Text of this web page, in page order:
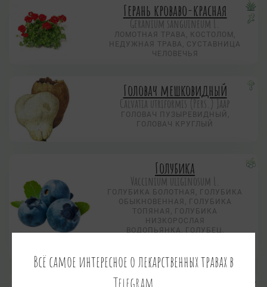
Герань кроваво-красная
Geranium sanguineum L.
ЛОМОТНАЯ ТРАВА, КОСТОЛОМ,
НЕДУЖНАЯ ТРАВА, СУСТАВНИЦА
ЧЕЛОВЕЧЬЯ
Головач мешковидный
Calvatia utriformis (Pers.) Jaap
ГОЛОВАЧ ПУЗЫРЕВИДНЫЙ,
ГОЛОВАЧ КРУГЛЫЙ
Голубика
Vaccinium uliginosum L.
ГОЛУБИКА БОЛОТНАЯ, ГОЛУБИКА
ОБЫКНОВЕННАЯ, ГОЛУБИКА
ТОПЯНАЯ, ГОЛУБИКА
НИЗКОРОСЛАЯ
ВОДОПЬЯНКА, ГОЛУБЕЦ,
Всё самое интересное о лекарственных травах в
Telegram